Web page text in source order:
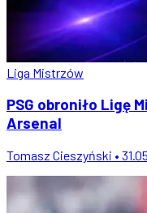
Liga Mistrzów
PSG obroniło Ligę
Arsenal
Tomasz Cieszyński •